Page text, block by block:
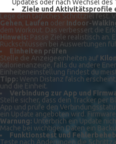
Updates oder nach Wechsel des
Ziele und Aktivitätsprofile
Lege dein tägliches Schrittziel fest.
Gehen, Laufen oder Indoor-
dem Workout. Das verbessert die
Hinweis: Passe Ziele realistisch an.
Rückschlüssen bei Auswertungen
Einheiten prüfen
Stelle die Anzeigeeinheiten auf
Kalorienanzeige, falls du andere
Einheiteneinstellung findest du
Tipp: Wenn Distanz falsch
und die Einheit.
Verbindung zur App und
Stelle sicher, dass dein Tracker per
App und prüfe den
ein Update angeboten wird.
Warnung: Unterbrich ein Update
Mache bei wichtigen Daten ein
Funktionstest und
Teste nach Änderungen die